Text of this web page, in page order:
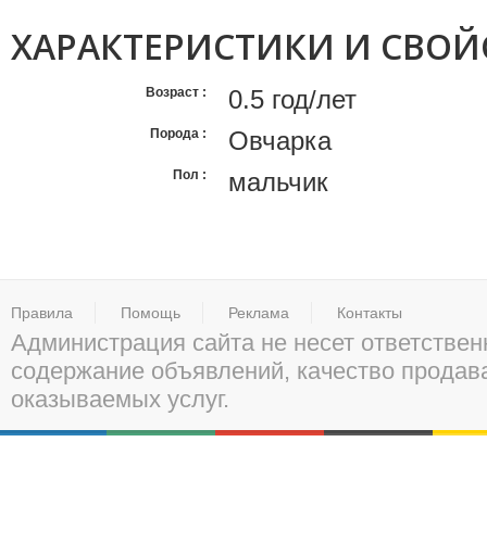
ХАРАКТЕРИСТИКИ И
Возраст 0.5 год/лет
Порода Овчарка
Пол мальчик
Правила Помощь Реклама Контакты
Администрация сайта не несет
содержание объявлений, качество
оказываемых услуг.